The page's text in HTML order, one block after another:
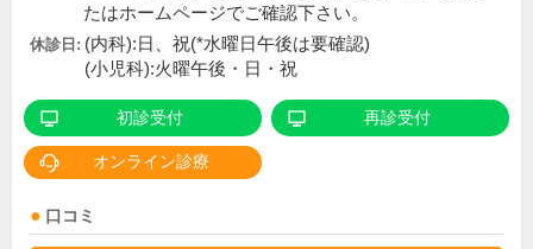
たはホームページでご確認下さい。
休診日: (内科):日、祝(*水曜日午後は要確認)
(小児科):火曜午後・日・祝
初診受付 再診受付
オンライン診療
口コミ